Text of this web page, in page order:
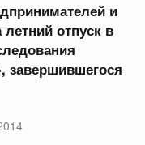
и
отпуск в
завершившегося